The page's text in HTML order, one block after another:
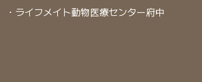
・ライフメイト動物医療センター府中